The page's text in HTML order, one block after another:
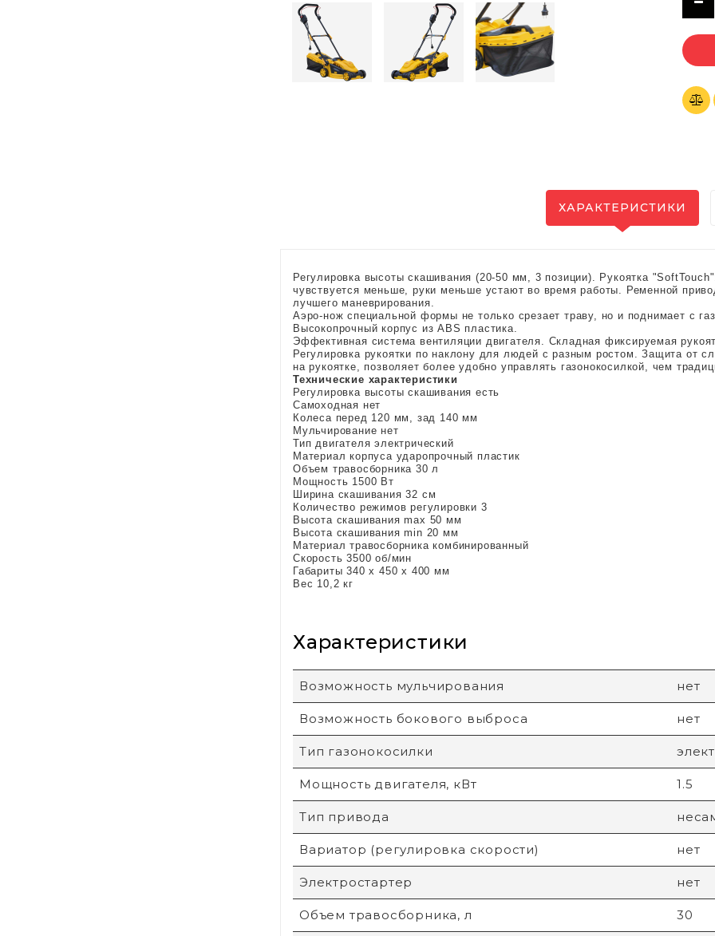
ХАРАКТЕРИСТИКИ
Регулировка высоты скашивания (20-50 мм, 3 позиции). Рукоятка
чувствуется меньше, руки меньше устают во время работы. Ременной
лучшего маневрирования.
Аэро-нож специальной формы не только срезает траву, но и поднимает с
Высокопрочный корпус из ABS пластика.
Эффективная система вентиляции двигателя. Складная фиксируемая
Регулировка рукоятки по наклону для людей с разным ростом. Защита от
на рукоятке, позволяет более удобно управлять газонокосилкой, чем
Технические характеристики
Регулировка высоты скашивания есть
Самоходная нет
Колеса перед 120 мм, зад 140 мм
Мульчирование нет
Тип двигателя электрический
Материал корпуса ударопрочный пластик
Объем травосборника 30 л
Мощность 1500 Вт
Ширина скашивания 32 см
Количество режимов регулировки 3
Высота скашивания max 50 мм
Высота скашивания min 20 мм
Материал травосборника комбинированный
Скорость 3500 об/мин
Габариты 340 x 450 x 400 мм
Вес 10,2 кг
Характеристики
Возможность мульчирования нет
Возможность бокового выброса нет
Тип газонокосилки
Мощность двигателя, кВт 1.5
Тип привода
Вариатор (регулировка скорости) нет
Электростартер нет
Объем травосборника, л 30